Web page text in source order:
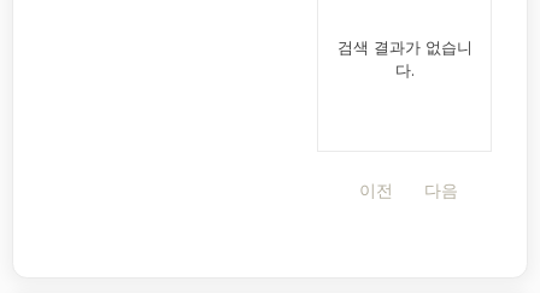
검색 결과가 없습니
다.
이전 다음